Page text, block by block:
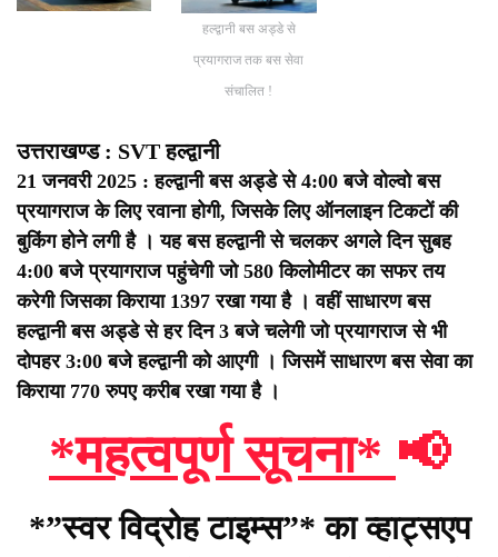
हल्द्वानी बस अड्डे से
प्रयागराज तक बस सेवा
संचालित !
उत्तराखण्ड : SVT हल्द्वानी
21 जनवरी 2025 : हल्द्वानी बस अड्डे से 4:00 बजे वोल्वो बस
प्रयागराज के लिए रवाना होगी, जिसके लिए ऑनलाइन टिकटों की
बुकिंग होने लगी है । यह बस हल्द्वानी से चलकर अगले दिन सुबह
4:00 बजे प्रयागराज पहुंचेगी जो 580 किलोमीटर का सफर तय
करेगी जिसका किराया 1397 रखा गया है ।वहीं साधारण बस
हल्द्वानी बस अड्डे से हर दिन 3 बजे चलेगी जो प्रयागराज से भी
दोपहर 3:00 बजे हल्द्वानी को आएगी । जिसमेंसाधारण बस सेवा का
किराया 770 रुपए करीब रखा गया है ।
*महत्वपूर्ण सूचना* 📢
*”स्वर विद्रोह टाइम्स”* का व्हाट्सएप